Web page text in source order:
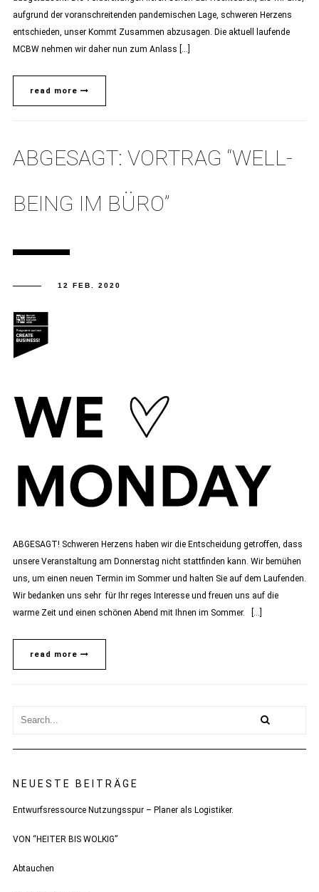
aufgrund der voranschreitenden pandemischen Lage, schweren Herzens
entschieden, unser Kommt Zusammen abzusagen. Die aktuell laufende
MCBW nehmen wir daher nun zum Anlass […]
read more
ABGESAGT: VORTRAG “WELL-
BEING IM BÜRO”
12 FEB. 2020
ABGESAGT! Schweren Herzens haben wir die Entscheidung getroffen, dass
unsere Veranstaltung am Donnerstag nicht stattfinden kann. Wir bemühen
uns, um einen neuen Termin im Sommer und halten Sie auf dem Laufenden.
Wir bedanken uns sehr für Ihr reges Interesse und freuen uns auf die
warme Zeit und einen schönen Abend mit Ihnen im Sommer. […]
read more
NEUESTE BEITRÄGE
Entwurfsressource Nutzungsspur – Planer als Logistiker.
VON “HEITER BIS WOLKIG”
Abtauchen